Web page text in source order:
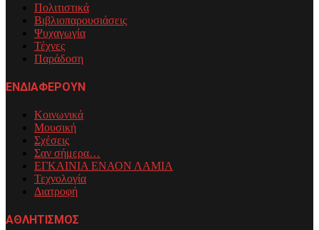
Πολιτιστικά
Βιβλιοπαρουσιάσεις
Ψυχαγωγία
Τέχνες
Παράδοση
ΕΝΔΙΑΦΕΡΟΥΝ
Κοινωνικά
Μουσική
Σχέσεις
Σαν σήμερα…
ΕΓΚΑΙΝΙΑ ΕΝΑΟΝ ΛΑΜΙΑ
Τεχνολογία
Διατροφή
ΑΘΛΗΤΙΣΜΟΣ